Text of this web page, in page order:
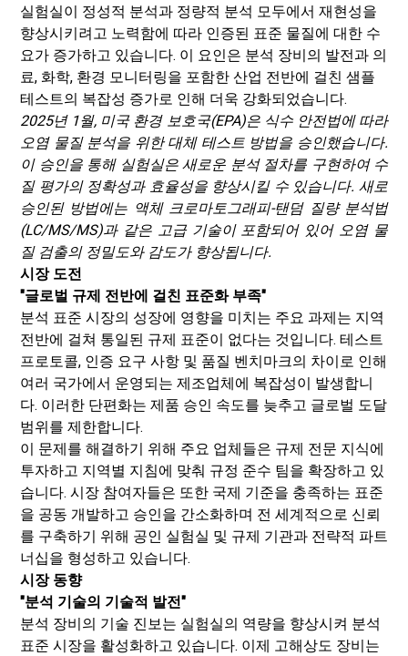
실험실이 정성적 분석과 정량적 분석 모두에서 재현성을
향상시키려고 노력함에 따라 인증된 표준 물질에 대한 수
요가 증가하고 있습니다. 이 요인은 분석 장비의 발전과 의
료, 화학, 환경 모니터링을 포함한 산업 전반에 걸친 샘플
테스트의 복잡성 증가로 인해 더욱 강화되었습니다.
​2025년 1월, 미국 환경 보호국(EPA)은 식수 안전법에 따라
오염 물질 분석을 위한 대체 테스트 방법을 승인했습니다.
이 승인을 통해 실험실은 새로운 분석 절차를 구현하여 수
질 평가의 정확성과 효율성을 향상시킬 수 있습니다. 새로
승인된 방법에는 액체 크로마토그래피-탠덤 질량 분석법
(LC/MS/MS)과 같은 고급 기술이 포함되어 있어 오염 물
질 검출의 정밀도와 감도가 향상됩니다.
시장 도전
"글로벌 규제 전반에 걸친 표준화 부족"
분석 표준 시장의 성장에 영향을 미치는 주요 과제는 지역
전반에 걸쳐 통일된 규제 표준이 없다는 것입니다. 테스트
프로토콜, 인증 요구 사항 및 품질 벤치마크의 차이로 인해
여러 국가에서 운영되는 제조업체에 복잡성이 발생합니
다. 이러한 단편화는 제품 승인 속도를 늦추고 글로벌 도달
범위를 제한합니다.
이 문제를 해결하기 위해 주요 업체들은 규제 전문 지식에
투자하고 지역별 지침에 맞춰 규정 준수 팀을 확장하고 있
습니다. 시장 참여자들은 또한 국제 기준을 충족하는 표준
을 공동 개발하고 승인을 간소화하며 전 세계적으로 신뢰
를 구축하기 위해 공인 실험실 및 규제 기관과 전략적 파트
너십을 형성하고 있습니다.
시장 동향
"분석 기술의 기술적 발전"
분석 장비의 기술 진보는 실험실의 역량을 향상시켜 분석
표준 시장을 활성화하고 있습니다. 이제 고해상도 장비는